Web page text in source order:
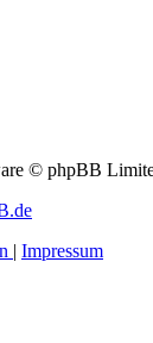
© phpBB
| Impressum